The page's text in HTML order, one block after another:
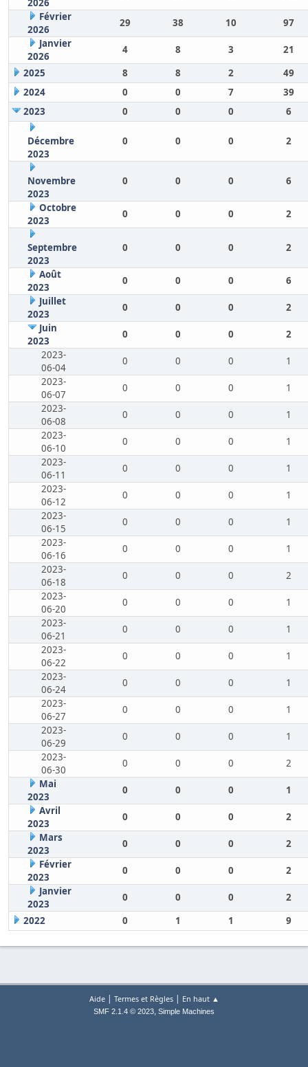
2026
Février
2026
29 38 10
97
Janvier
2026
4 8 3
21
2025
8 8 2
49
2024
0 0 7
39
2023
0 0 0 6
Décembre
2023
0 0 0 2
Novembre
2023
0 0 0 6
Octobre
2023
0 0 0 2
Septembre
2023
0 0 0 2
Août
2023
0 0 0
6
Juillet
2023
0 0 0
2
Juin
2023
0 0 0
2
2023-
06-04
0 0 0
1
2023-
06-07
0 0 0
1
2023-
06-08
0 0 0
1
2023-
06-10
0 0 0
1
2023-
06-11
0 0 0
1
2023-
06-12
0 0 0
1
2023-
06-15
0 0 0
1
2023-
06-16
0 0 0
1
2023-
06-18
0 0 0
2
2023-
06-20
0 0 0
1
2023-
06-21
0 0 0
1
2023-
06-22
0 0 0
1
2023-
06-24
0 0 0
1
2023-
06-27
0 0 0
1
2023-
06-29
0 0 0
1
2023-
06-30
0 0 0
2
Mai
2023
0 0 0
1
Avril
2023
0 0 0
2
Mars
2023
0 0 0
2
Février
2023
0 0 0
2
Janvier
2023
0 0 0
2
2022
0 1 1 9
Aide| Termes et Règles| En haut ▲
SMF 2.1.4 © 2023, Simple Machines